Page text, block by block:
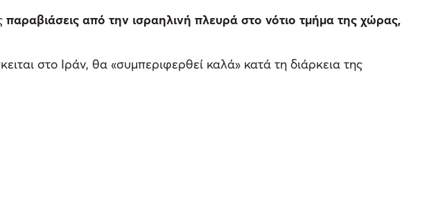
παραβιάσεις από την ισραηλινή πλευρά στο νότιο τμήμα της χώρας,
στο Ιράν, θα «συμπεριφερθεί καλά» κατά τη διάρκεια της